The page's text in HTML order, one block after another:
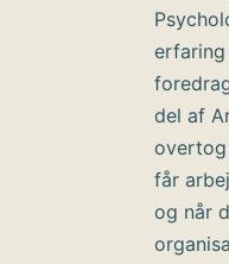
erfaring
del af
får
og når